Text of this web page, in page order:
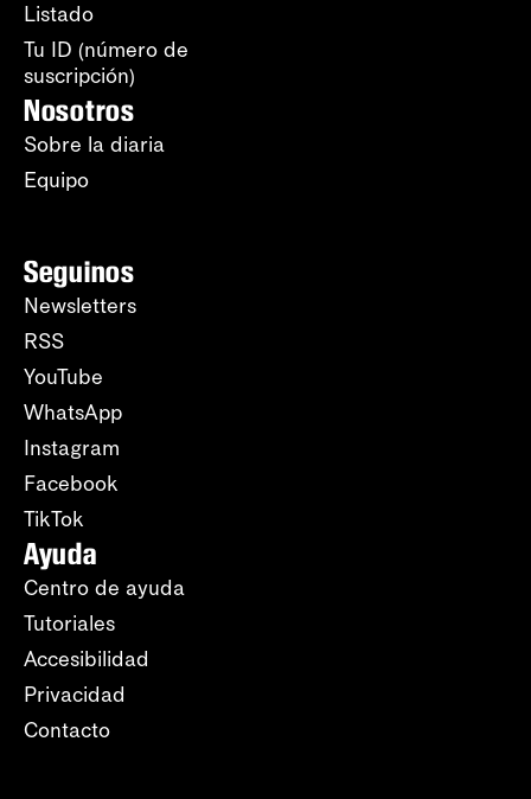
Listado
Tu ID (número de
suscripción)
Nosotros
Sobre la diaria
Equipo
Seguinos
Newsletters
RSS
YouTube
WhatsApp
Instagram
Facebook
TikTok
Ayuda
Centro de ayuda
Tutoriales
Accesibilidad
Privacidad
Contacto